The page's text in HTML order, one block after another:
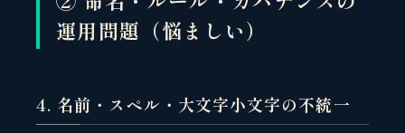
運用問題（悩ましい）
4. 名前・スペル・大文字小文字の不統一